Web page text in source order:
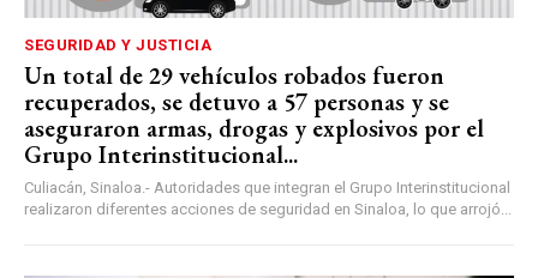
SEGURIDAD Y JUSTICIA
Un total de 29 vehículos robados fueron
recuperados, se detuvo a 57 personas y se
aseguraron armas, drogas y explosivos por el
Grupo Interinstitucional...
Culiacán, Sinaloa.- Autoridades que integran el Grupo Interinstitucional
realizaron diferentes acciones de seguridad en Sinaloa, lo que arrojó...